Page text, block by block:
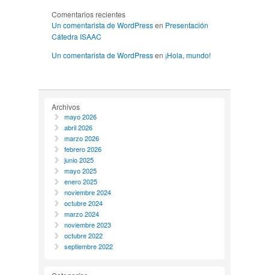
Comentarios recientes
Un comentarista de WordPressen Presentación
Cátedra ISAAC
Un comentarista de WordPressen ¡Hola, mundo!
Archivos
mayo 2026
abril 2026
marzo 2026
febrero 2026
junio 2025
mayo 2025
enero 2025
noviembre 2024
octubre 2024
marzo 2024
noviembre 2023
octubre 2022
septiembre 2022